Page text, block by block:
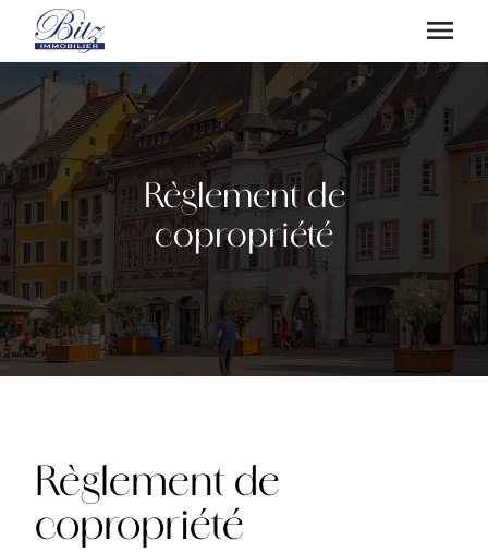
Règlement de
copropriété
Règlement de
copropriété